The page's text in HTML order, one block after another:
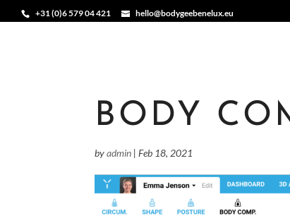
+31 (0)6 579 04 421 hello@bodygeebenelux.eu
BODY
byadmin |Feb 18, 2021